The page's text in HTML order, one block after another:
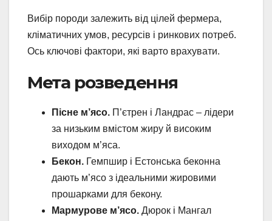
Вибір породи залежить від цілей фермера,
кліматичних умов, ресурсів і ринкових потреб.
Ось ключові фактори, які варто врахувати.
Мета розведення
Пісне м’ясо. П’єтрен і Ландрас – лідери
за низьким вмістом жиру й високим
виходом м’яса.
Бекон. Гемпшир і Естонська беконна
дають м’ясо з ідеальними жировими
прошарками для бекону.
Мармурове м’ясо. Дюрок і Мангал